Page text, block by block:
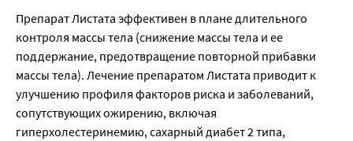
Препарат Листата эффективен в плане длительного
контроля массы тела (снижение массы тела и ее
поддержание, предотвращение повторной прибавки
массы тела). Лечение препаратом Листата приводит к
улучшению профиля факторов риска и заболеваний,
сопутствующих ожирению, включая
гиперхолестеринемию, сахарный диабет 2 типа,